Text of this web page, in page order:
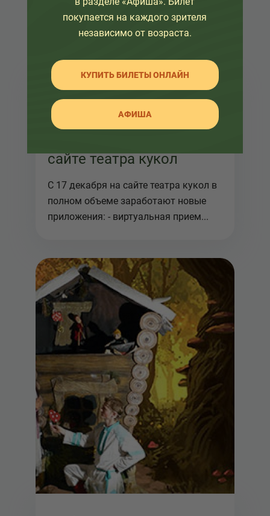
сайте театра кукол
С 17 декабря на сайте театра кукол в
полном объеме заработают новые
приложения: - виртуальная прием...
покупается на каждого зрителя
независимо от возраста.
КУПИТЬ БИЛЕТЫ ОНЛАЙН
АФИША